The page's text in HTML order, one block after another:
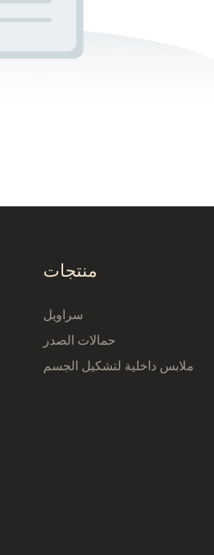
منتجات
سراويل
حمالات الصدر
ملابس داخلية لتشكيل الجسم